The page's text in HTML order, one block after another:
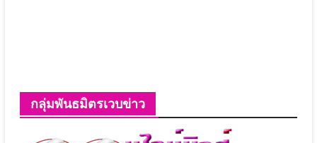
กลุ่มพันธมิตรเวบข่าว